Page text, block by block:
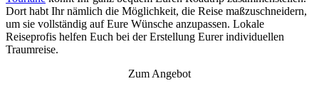
Dort habt Ihr nämlich die Möglichkeit, die Reise maßzuschneidern,
um sie vollständig auf Eure Wünsche anzupassen. Lokale
Reiseprofis helfen Euch bei der Erstellung Eurer individuellen
Traumreise.
Zum Angebot